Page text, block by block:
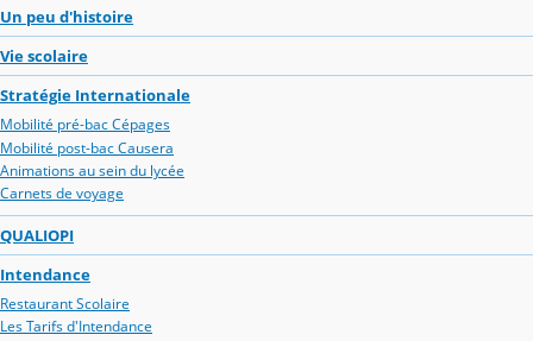
Un peu d'histoire
Vie scolaire
Stratégie Internationale
Mobilité pré-bac Cépages
Mobilité post-bac Causera
Animations au sein du lycée
Carnets de voyage
QUALIOPI
Intendance
Restaurant Scolaire
Les Tarifs d'Intendance